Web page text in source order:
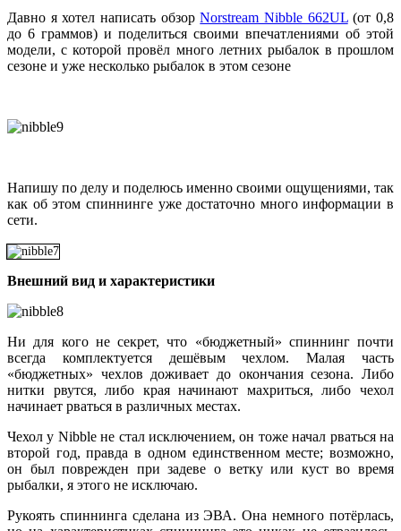
Давно я хотел написать обзорNorstream Nibble 662UL(от 0,8
до 6 граммов) и поделиться своими впечатлениями об этой
модели, с которой провёл много летних рыбалок в прошлом
сезоне и уже несколько рыбалок в этом сезоне
Напишу по делу и поделюсь именно своими ощущениями, так
как об этом спиннинге уже достаточно много информации в
сети.
Внешний вид и характеристики
Ни для кого не секрет, что «бюджетный» спиннинг почти
всегда комплектуется дешёвым чехлом. Малая часть
«бюджетных» чехлов доживает до окончания сезона. Либо
нитки рвутся, либо края начинают махриться, либо чехол
начинает рваться в различных местах.
Чехол у Nibblе не стал исключением, он тоже начал рваться на
второй год, правда в одном единственном месте; возможно,
он был поврежден при задеве о ветку или куст во время
рыбалки, я этого не исключаю.
Рукоять спиннинга сделана из ЭВА. Она немного потёрлась,